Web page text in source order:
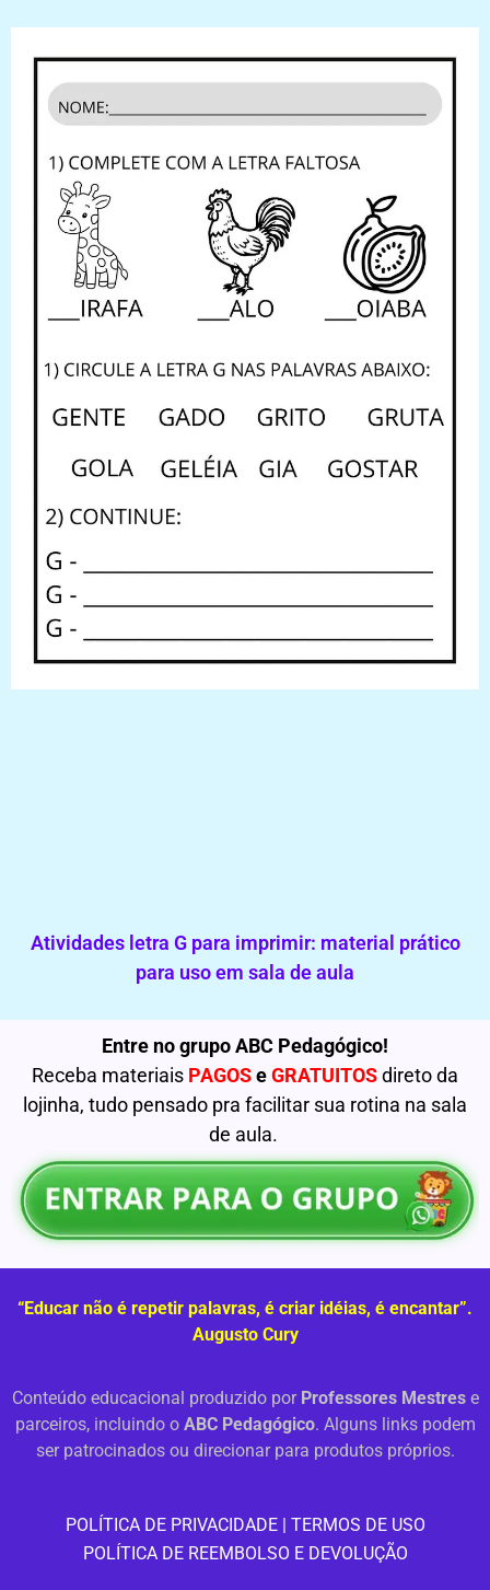
Atividades letra G para imprimir: material prático
para uso em sala de aula
Entre no grupo ABC Pedagógico!
Receba materiais PAGOSeGRATUITOSdireto da
lojinha, tudo pensado pra facilitar sua rotina na sala
de aula.
“Educar não é repetir palavras, é criar idéias, é encantar”.
Augusto Cury
Conteúdo educacional produzido por Professores Mestrese
parceiros, incluindo o ABC Pedagógico. Alguns links podem
ser patrocinados ou direcionar para produtos próprios.
POLÍTICA DE PRIVACIDADE| TERMOS DE USO
POLÍTICA DE REEMBOLSO E DEVOLUÇÃO